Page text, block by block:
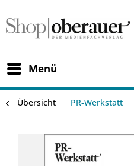
Menü
Übersicht PR-Werkstatt